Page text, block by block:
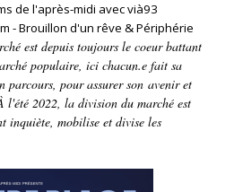
de l'après-midi avec vià93
- Brouillon d'un rêve & Périphérie
est depuis toujours le coeur battant
populaire, ici chacun.e fait sa
parcours, pour assurer son avenir et
l'été 2022, la division du marché est
inquiète, mobilise et divise les